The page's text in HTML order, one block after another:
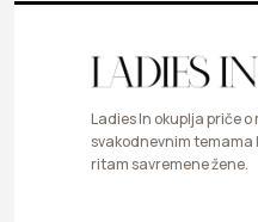
Ladies In okuplja priče
svakodnevnim temama
ritam savremene žene.